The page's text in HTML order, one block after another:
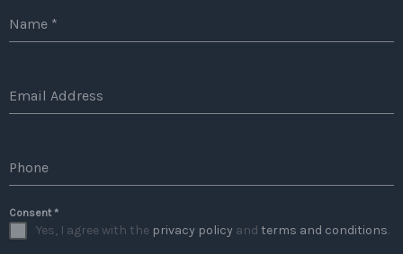
Name *
Email Address
Phone
Consent*
Yes, I agree with the privacy policy and terms and conditions.